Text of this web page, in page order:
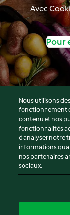
Avec
Pour
© Copyright 2026
Conditions
Politique de
Non-
Mentions légales
Contenu du
Nous utilisons
fonctionnement
contenu et nos
fonctionnalités
d’analyser notre
informations
nos partenaires
sociaux.